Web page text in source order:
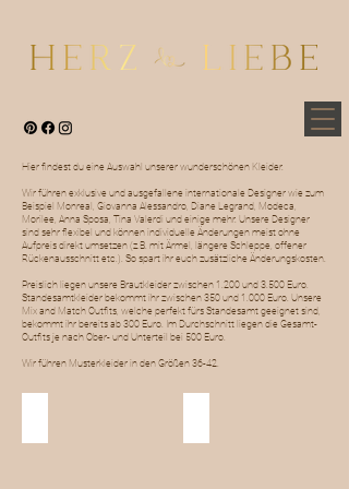
Hier findest du eine Auswahl unserer wunderschönen Kleider.
Wir führen exklusive und ausgefallene internationale Designer wie zum
Beispiel Monreal, Giovanna Alessandro, Diane Legrand, Modeca,
Morilee, Anna Sposa, Tina Valerdi und einige mehr. Unsere Designer
sind sehr flexibel und können individuelle Änderungen meist ohne
Aufpreis direkt umsetzen (z.B. mit Ärmel, längere Schleppe, offener
Rückenausschnitt etc.). So spart ihr euch zusätzliche Änderungskosten.
Preislich liegen unsere Brautkleider zwischen 1.200 und 3.500 Euro.
Standesamtkleider bekommt ihr zwischen 350 und 1.000 Euro. Unsere
Mix and Match Outfits, welche perfekt fürs Standesamt geeignet sind,
bekommt ihr bereits ab 300 Euro. Im Durchschnitt liegen die Gesamt-
Outfits je nach Ober- und Unterteil bei 500 Euro.
Wir führen Musterkleider in den Größen 36-42.